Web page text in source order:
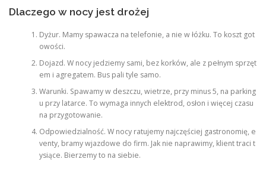
Dlaczego w nocy jest drożej
Dyżur. Mamy spawacza na telefonie, a nie w łóżku. To koszt got
owości.
Dojazd. W nocy jedziemy sami, bez korków, ale z pełnym sprzęt
em i agregatem. Bus pali tyle samo.
Warunki. Spawamy w deszczu, wietrze, przy minus 5, na parking
u przy latarce. To wymaga innych elektrod, osłon i więcej czasu
na przygotowanie.
Odpowiedzialność. W nocy ratujemy najczęściej gastronomię, e
venty, bramy wjazdowe do firm. Jak nie naprawimy, klient traci t
ysiące. Bierzemy to na siebie.